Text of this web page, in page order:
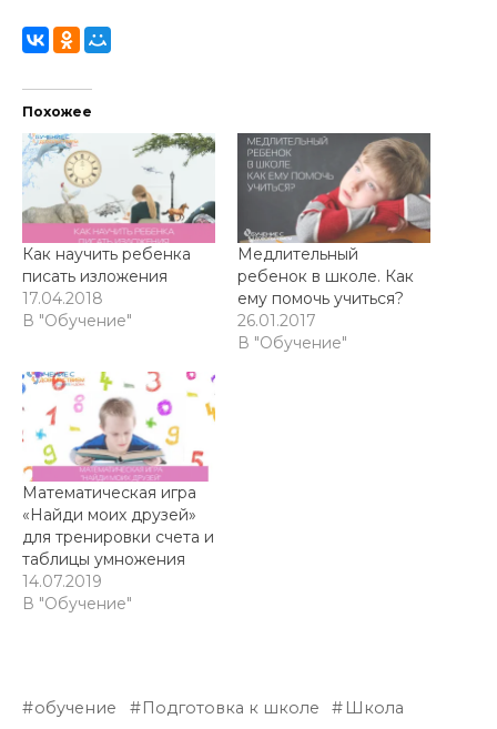
Похожее
Как научить ребенка
писать изложения
17.04.2018
В "Обучение"
Медлительный
ребенок в школе. Как
ему помочь учиться?
26.01.2017
В "Обучение"
Математическая игра
«Найди моих друзей»
для тренировки счета и
таблицы умножения
14.07.2019
В "Обучение"
обучение Подготовка к школе Школа